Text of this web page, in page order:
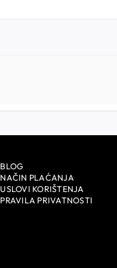
BLOG
NAČIN PLAĆANJA
USLOVI KORIŠTENJA
PRAVILA PRIVATNOSTI